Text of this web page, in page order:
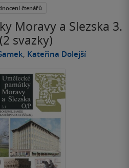
Moravy a Slezska 3.
svazky)
, Kateřina Dolejší
čtenářů